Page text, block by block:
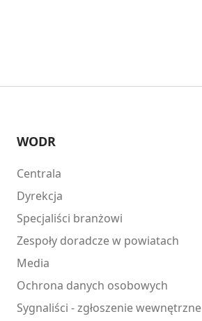
WODR
Centrala
Dyrekcja
Specjaliści branżowi
Zespoły doradcze w powiatach
Media
Ochrona danych osobowych
Sygnaliści - zgłoszenie wewnętrzne